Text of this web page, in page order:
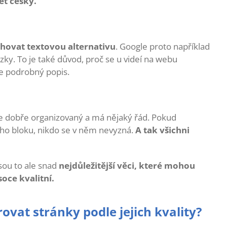
textovou alternativu. Google proto například
To je také důvod, proč se u videí na webu
podrobný popis.
organizovaný a má nějaký řád. Pokud
bloku, nikdo se v něm nevyzná. A tak všichni
to ale snad nejdůležitější věci, které mohou
kvalitní.
stránky podle jejich kvality?